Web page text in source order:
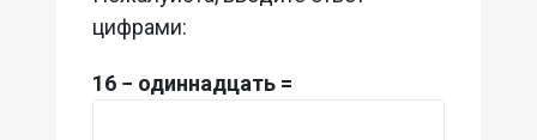
цифрами:
16 − одиннадцать =